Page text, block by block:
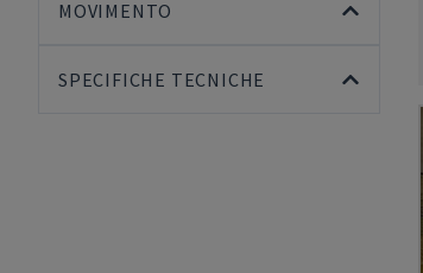
MOVIMENTO
SPECIFICHE TECNICHE